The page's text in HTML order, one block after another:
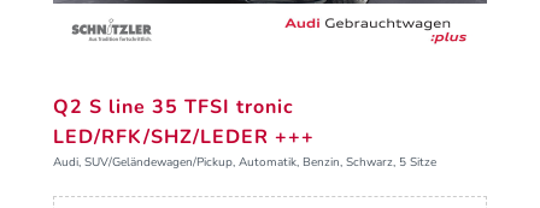
Q2 S line 35 TFSI tronic
LED/RFK/SHZ/LEDER +++
Audi, SUV/Geländewagen/Pickup, Automatik, Benzin, Schwarz, 5 Sitze